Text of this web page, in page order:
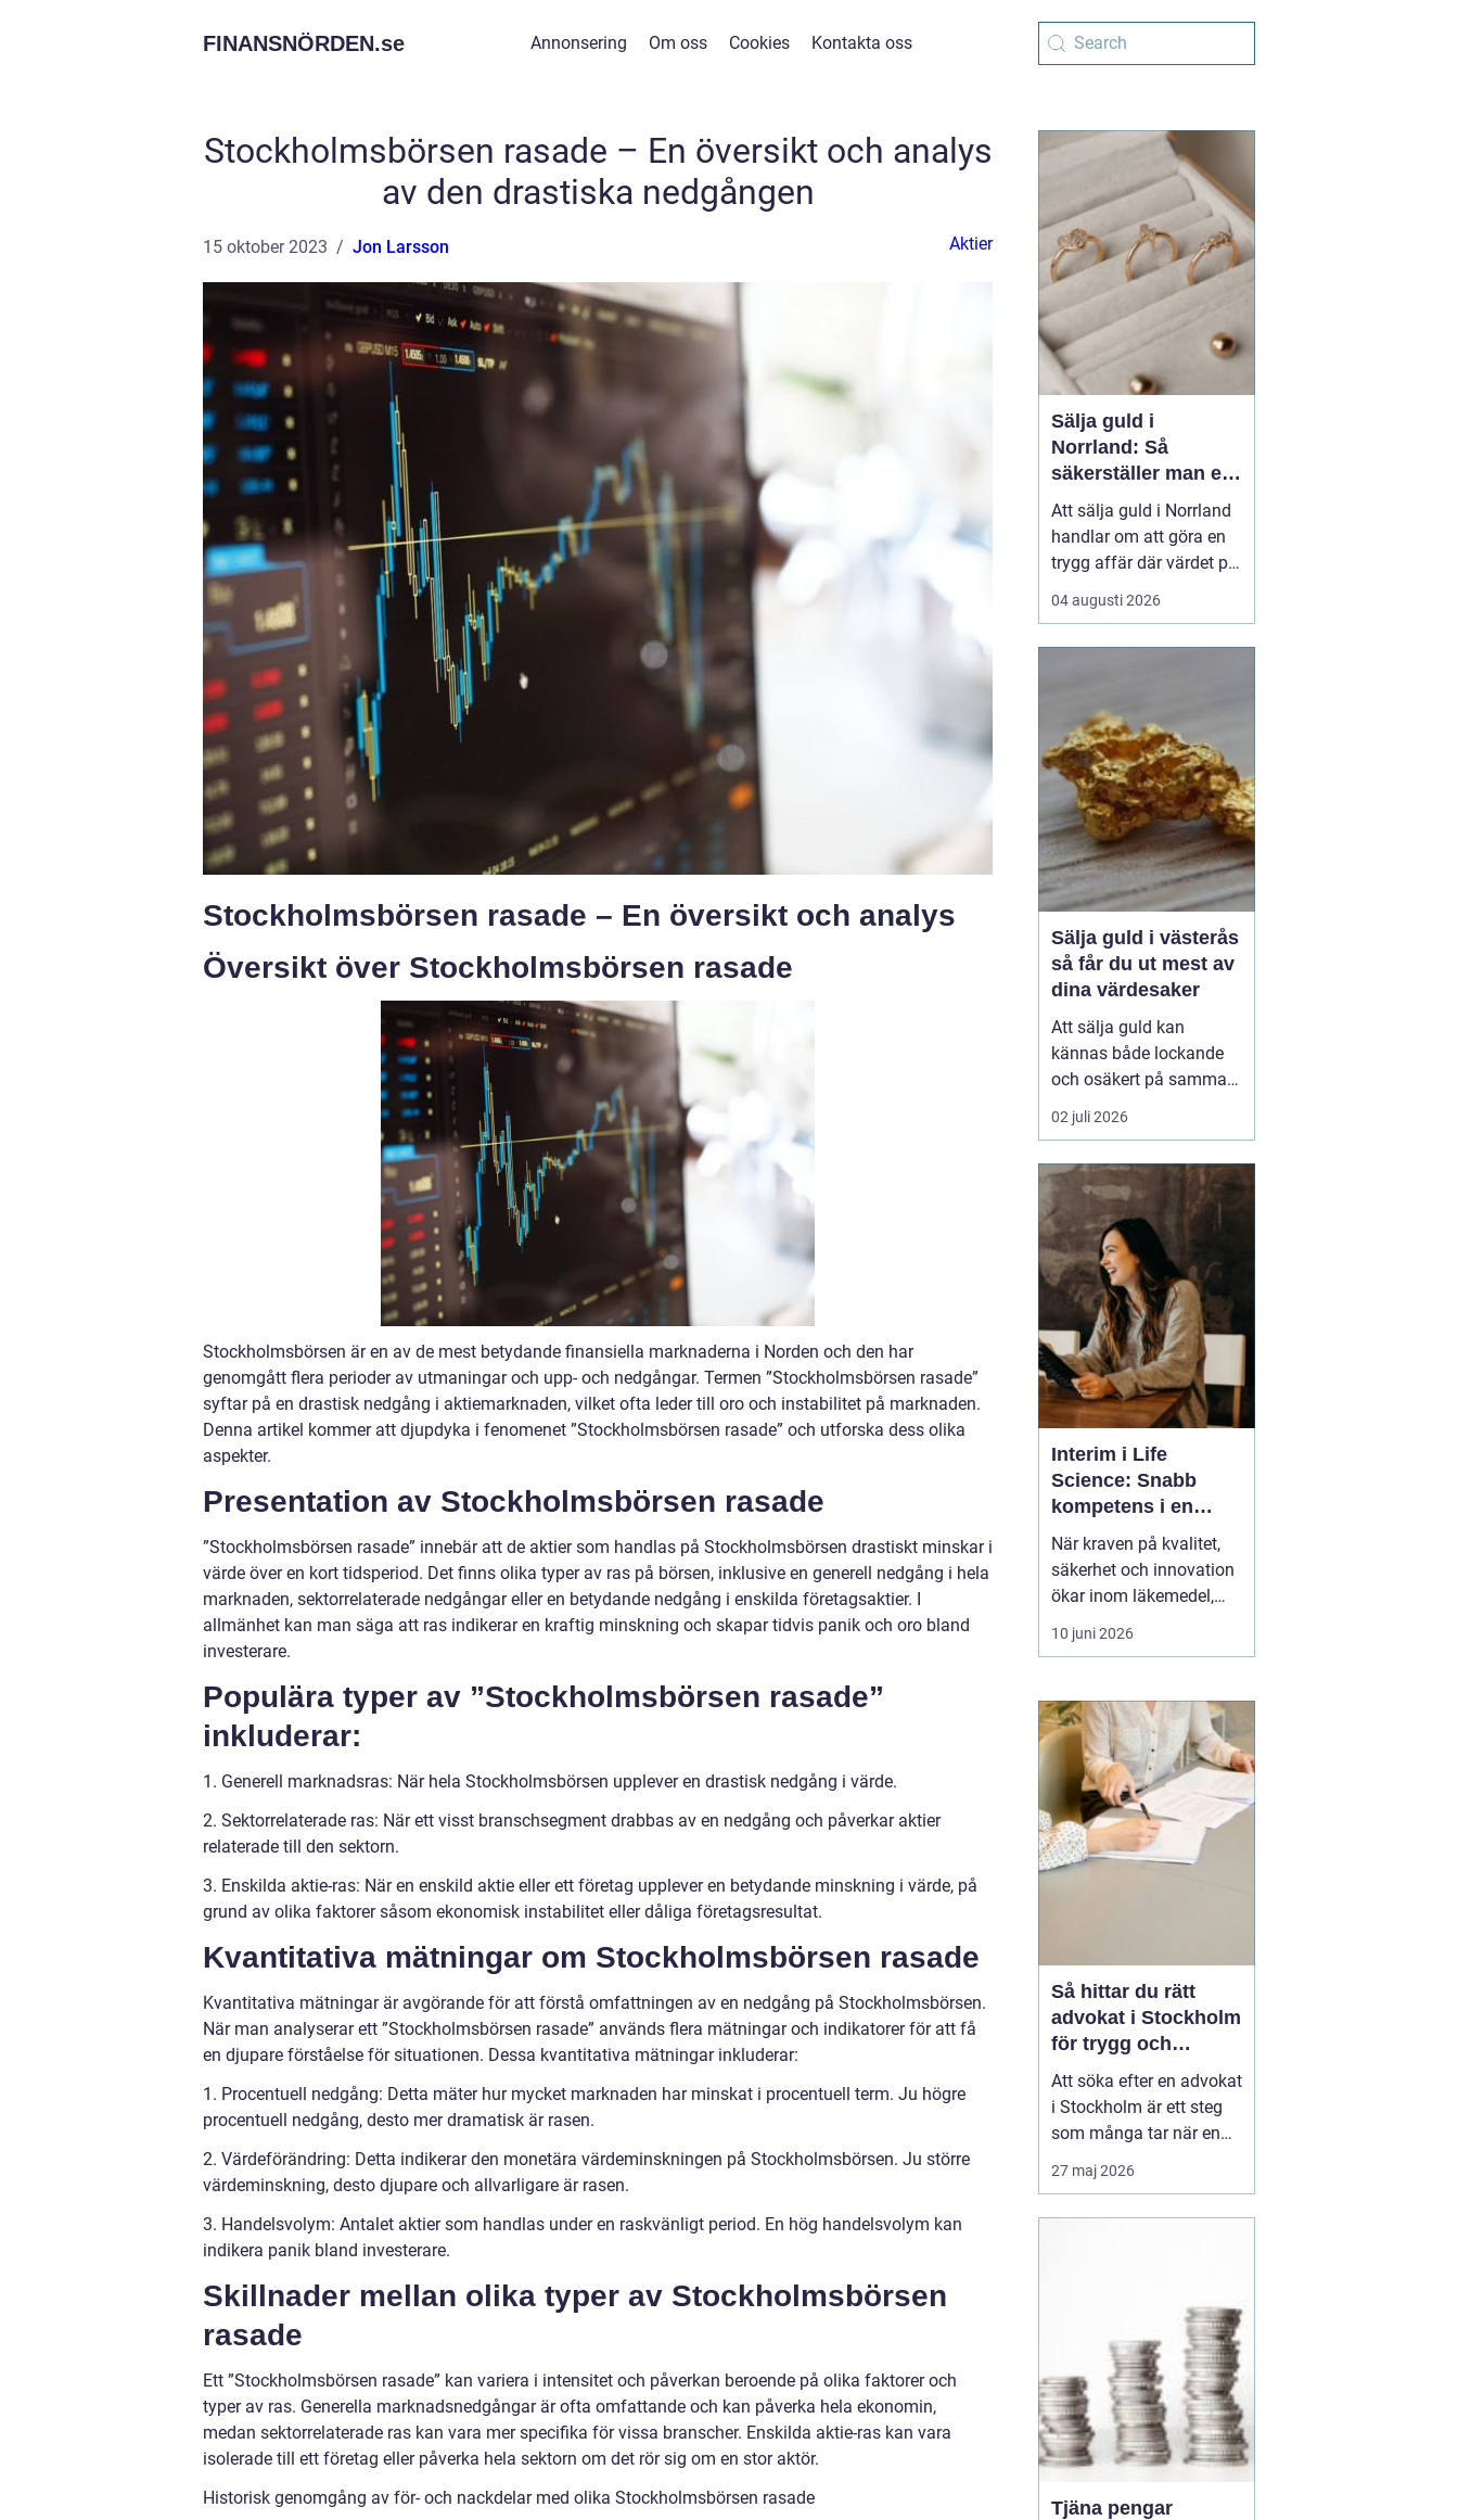
FINANSNÖRDEN.se Annonsering Om oss Cookies Kontakta oss
Stockholmsbörsen rasade – En översikt och analys
av den drastiska nedgången
15 oktober 2023 Jon Larsson Aktier
Stockholmsbörsen rasade – En översikt och analys
Översikt över Stockholmsbörsen rasade
Stockholmsbörsen är en av de mest betydande finansiella marknaderna i Norden och den har
genomgått flera perioder av utmaningar och upp- och nedgångar. Termen ”Stockholmsbörsen rasade”
syftar på en drastisk nedgång i aktiemarknaden, vilket ofta leder till oro och instabilitet på marknaden.
Denna artikel kommer att djupdyka i fenomenet ”Stockholmsbörsen rasade” och utforska dess olika
aspekter.
Presentation av Stockholmsbörsen rasade
”Stockholmsbörsen rasade” innebär att de aktier som handlas på Stockholmsbörsen drastiskt minskar i
värde över en kort tidsperiod. Det finns olika typer av ras på börsen, inklusive en generell nedgång i hela
marknaden, sektorrelaterade nedgångar eller en betydande nedgång i enskilda företagsaktier. I
allmänhet kan man säga att ras indikerar en kraftig minskning och skapar tidvis panik och oro bland
investerare.
Populära typer av ”Stockholmsbörsen rasade”
inkluderar:
1. Generell marknadsras: När hela Stockholmsbörsen upplever en drastisk nedgång i värde.
2. Sektorrelaterade ras: När ett visst branschsegment drabbas av en nedgång och påverkar aktier
relaterade till den sektorn.
3. Enskilda aktie-ras: När en enskild aktie eller ett företag upplever en betydande minskning i värde, på
grund av olika faktorer såsom ekonomisk instabilitet eller dåliga företagsresultat.
Kvantitativa mätningar om Stockholmsbörsen rasade
Kvantitativa mätningar är avgörande för att förstå omfattningen av en nedgång på Stockholmsbörsen.
När man analyserar ett ”Stockholmsbörsen rasade” används flera mätningar och indikatorer för att få
en djupare förståelse för situationen. Dessa kvantitativa mätningar inkluderar:
1. Procentuell nedgång: Detta mäter hur mycket marknaden har minskat i procentuell term. Ju högre
procentuell nedgång, desto mer dramatisk är rasen.
2. Värdeförändring: Detta indikerar den monetära värdeminskningen på Stockholmsbörsen. Ju större
värdeminskning, desto djupare och allvarligare är rasen.
3. Handelsvolym: Antalet aktier som handlas under en raskvänligt period. En hög handelsvolym kan
indikera panik bland investerare.
Skillnader mellan olika typer av Stockholmsbörsen
rasade
Ett ”Stockholmsbörsen rasade” kan variera i intensitet och påverkan beroende på olika faktorer och
typer av ras. Generella marknadsnedgångar är ofta omfattande och kan påverka hela ekonomin,
medan sektorrelaterade ras kan vara mer specifika för vissa branscher. Enskilda aktie-ras kan vara
isolerade till ett företag eller påverka hela sektorn om det rör sig om en stor aktör.
Historisk genomgång av för- och nackdelar med olika Stockholmsbörsen rasade
Sälja guld i
Norrland: Så
säkerställer man en
trygg affär
Att sälja guld i Norrland
handlar om att göra en
trygg affär där värdet på
smycken, mynt och
andra föremål tas
04 augusti 2026
Sälja guld i västerås
så får du ut mest av
dina värdesaker
Att sälja guld kan
kännas både lockande
och osäkert på samma
gång. Många har gamla
smycken, ärvda föremål
ligger i en låda, utan att
användas. Frågan blir
då: när lönar det sig att
sälja, hur går processen
till och hur väljer man ...
02 juli 2026
Interim i Life
Science: Snabb
kompetens i en
föränderlig bransch
När kraven på kvalitet,
säkerhet och innovation
ökar inom läkemedel,
biotech, medtech och
diagnostik blir rätt
Samtidigt förändras
behoven snabbt. Projekt
startar och avslutas,
regula...
10 juni 2026
Så hittar du rätt
advokat i Stockholm
för trygg och
effektiv juridisk
rådgivning
Att söka efter en advokat
i Stockholm är ett steg
som många tar när en
juridisk situation
plötsligt ställs på sin
27 maj 2026
Tjäna pengar